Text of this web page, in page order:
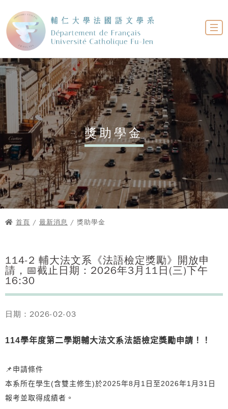
獎助學金
首頁 / 最新消息 / 獎助學金
114-2 輔大法文系《法語檢定獎勵》開放申
請，📅截止日期：2026年3月11日(三)下午
16:30
日期：2026-02-03
114學年度第二學期輔大法文系法語檢定獎勵申請！！
📌申請條件
本系所在學生(含雙主修生)於2025年8月1日至2026年1月31日
報考並取得成績者。